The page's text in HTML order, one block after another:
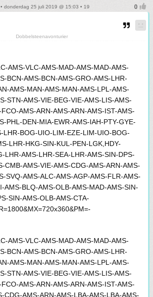
• donderdag 25 juli 2019 @ 15:03 • 19
Dobbelsteenavonturier